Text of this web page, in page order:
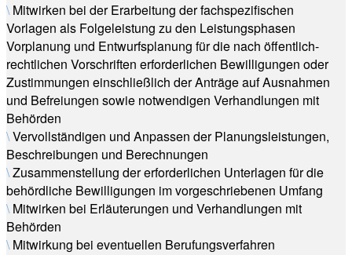
\Mitwirken bei der Erarbeitung der fachspezifischen
Vorlagen als Folgeleistung zu den Leistungsphasen
Vorplanung und Entwurfsplanung für die nach öffentlich-
rechtlichen Vorschriften erforderlichen Bewilligungen oder
Zustimmungen einschließlich der Anträge auf Ausnahmen
und Befreiungen sowie notwendigen Verhandlungen mit
Behörden
\Vervollständigen und Anpassen der Planungsleistungen,
Beschreibungen und Berechnungen
\Zusammenstellung der erforderlichen Unterlagen für die
behördliche Bewilligungen im vorgeschriebenen Umfang
\Mitwirken bei Erläuterungen und Verhandlungen mit
Behörden
\Mitwirkung bei eventuellen Berufungsverfahren